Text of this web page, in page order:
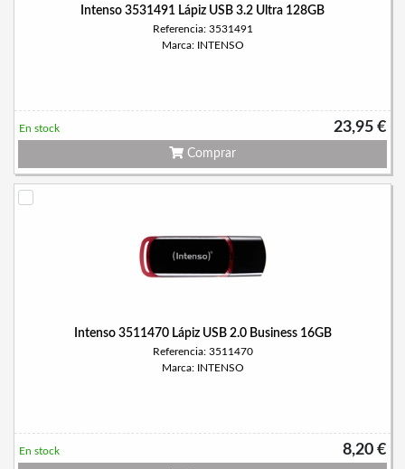
Intenso 3531491 Lápiz USB 3.2 Ultra 128GB
Referencia: 3531491
Marca: INTENSO
23,95 €
En stock
Comprar
Intenso 3511470 Lápiz USB 2.0 Business 16GB
Referencia: 3511470
Marca: INTENSO
8,20 €
En stock